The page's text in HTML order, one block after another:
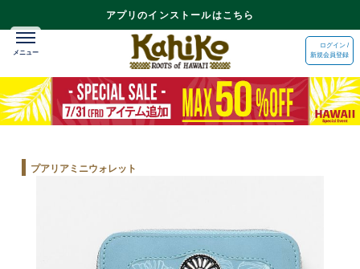
アプリのインストールはこちら
ログイン /
新規会員登録
プアリアミニウォレット